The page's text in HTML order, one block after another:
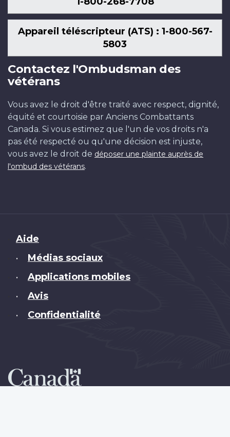
Appareil téléscripteur (ATS) : 1-800-567-
5803
Contactez l'Ombudsman des
vétérans
Vous avez le droit d'être traité avec respect, dignité,
équité et courtoisie par Anciens Combattants
Canada. Si vous estimez que l'un de vos droits n'a
pas été respecté ou qu'une décision est injuste,
vous avez le droit de déposer une plainte auprès de
l'ombud des vétérans.
Brand
Aide
• Médias sociaux
• Applications mobiles
• Avis
• Confidentialité